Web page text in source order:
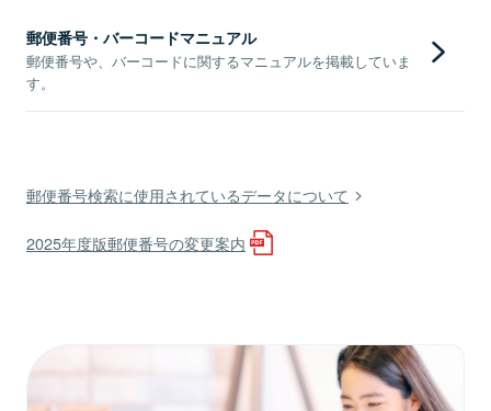
郵便番号・バーコードマニュアル
郵便番号や、バーコードに関するマニュアルを掲載していま
す。
郵便番号検索に使用されているデータについて
2025年度版郵便番号の変更案内